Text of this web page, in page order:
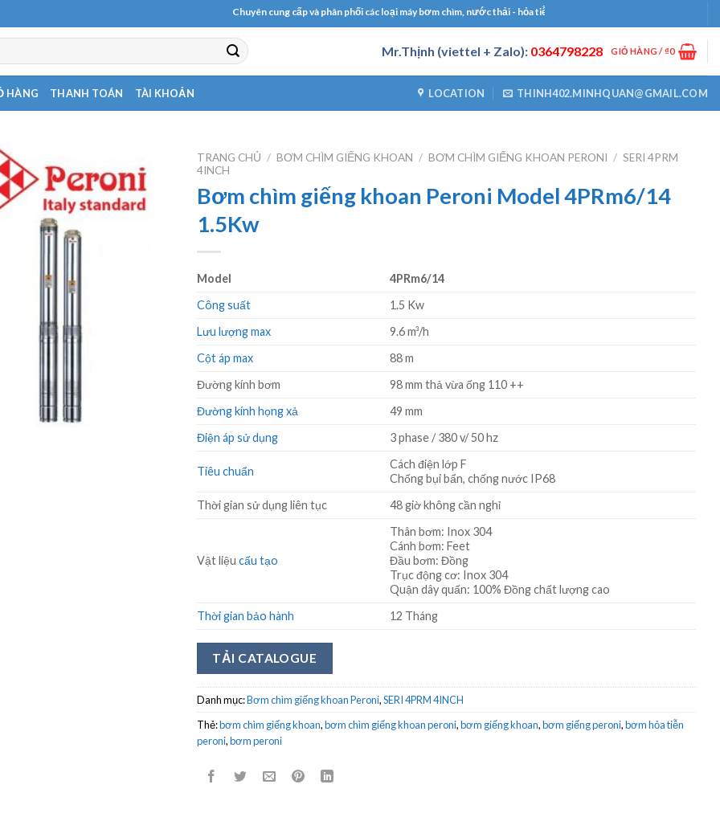
Chuyên cung cấp và phân phối các loại máy bơm chìm, nước thải - hỏa tiễn, bơm công nghiệp, bơm định lượng, máy
Mr.Thịnh (viettel + Zalo): 0364798228 GIỎ HÀNG /₫0
HÀNG THANH TOÁN TÀI KHOẢN LOCATION THINH402.MINHQUAN@GMAIL.COM
TRANG CHỦ / BƠM CHÌM GIẾNG KHOAN / BƠM CHÌM GIẾNG KHOAN PERONI / SERI 4PRM
4INCH
Bơm chìm giếng khoan Peroni Model 4PRm6/14
1.5Kw
Model
4PRm6/14
Công suất
1.5 Kw
Lưu lượng max
9.6 m³/h
Cột áp max
88 m
Đường kính bơm
98 mm thả vừa ống 110 ++
Đường kính họng xả
49 mm
Điện áp sử dụng
3 phase / 380 v/ 50 hz
Tiêu chuẩn
Cách điện lớp F
Chống bụi bẩn, chống nước IP68
Thời gian sử dụng liên tục
48 giờ không cần nghỉ
Vật liệu cấu tạo
Thân bơm: Inox 304
Cánh bơm: Feet
Đầu bơm: Đồng
Trục động cơ: Inox 304
Quận dây quấn: 100% Đồng chất lượng cao
Thời gian bảo hành
12 Tháng
TẢI CATALOGUE
Danh mục:Bơm chìm giếng khoan Peroni,SERI 4PRM 4INCH
Thẻ:bơm chìm giếng khoan,bơm chìm giếng khoan peroni,bơm giếng khoan,bơm giếng peroni,bơm hỏa tiễn
peroni,bơm peroni